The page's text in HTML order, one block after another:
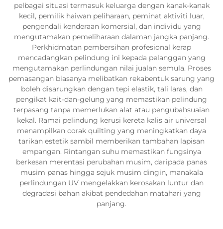
pelbagai situasi termasuk keluarga dengan kanak-kanak
kecil, pemilik haiwan peliharaan, peminat aktiviti luar,
pengendali kenderaan komersial, dan individu yang
mengutamakan pemeliharaan dalaman jangka panjang.
Perkhidmatan pembersihan profesional kerap
mencadangkan pelindung ini kepada pelanggan yang
mengutamakan perlindungan nilai jualan semula. Proses
pemasangan biasanya melibatkan rekabentuk sarung yang
boleh disarungkan dengan tepi elastik, tali laras, dan
pengikat kait-dan-gelung yang memastikan pelindung
terpasang tanpa memerlukan alat atau pengubahsuaian
kekal. Ramai pelindung kerusi kereta kalis air universal
menampilkan corak quilting yang meningkatkan daya
tarikan estetik sambil memberikan tambahan lapisan
empangan. Rintangan suhu memastikan fungsinya
berkesan merentasi perubahan musim, daripada panas
musim panas hingga sejuk musim dingin, manakala
perlindungan UV mengelakkan kerosakan luntur dan
degradasi bahan akibat pendedahan matahari yang
panjang.